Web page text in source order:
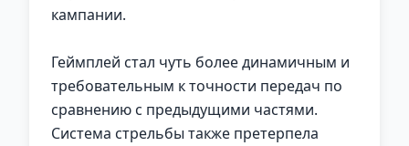
кампании.
Геймплей стал чуть более динамичным и
требовательным к точности передач по
сравнению с предыдущими частями.
Система стрельбы также претерпела